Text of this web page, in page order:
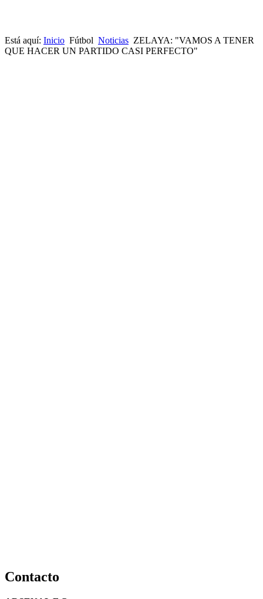
Está aquí: Inicio Fútbol Noticias ZELAYA: "VAMOS A TENER
QUE HACER UN PARTIDO CASI PERFECTO"
Contacto